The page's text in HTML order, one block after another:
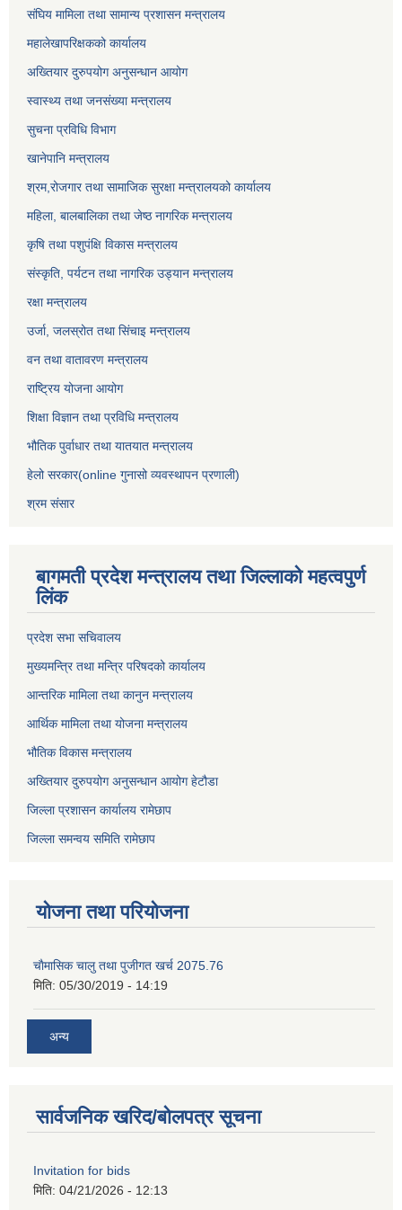
संघिय मामिला तथा सामान्य प्रशासन मन्त्रालय
महालेखापरिक्षकको कार्यालय
अख्तियार दुरुपयोग अनुसन्धान आयोग
स्वास्थ्य तथा जनसंख्या मन्त्रालय
सुचना प्रविधि विभाग
खानेपानि मन्त्रालय
श्रम,रोजगार तथा सामाजिक सुरक्षा मन्त्रालयको कार्यालय
महिला, बालबालिका तथा जेष्ठ नागरिक मन्त्रालय
कृषि तथा पशुपंक्षि विकास मन्त्रालय
संस्कृति, पर्यटन तथा नागरिक उड्‍यान मन्त्रालय
रक्षा मन्त्रालय
उर्जा, जलस्रोत तथा सिंचाइ मन्त्रालय
वन तथा वातावरण मन्त्रालय
राष्ट्रिय योजना आयोग
शिक्षा विज्ञान तथा प्रविधि मन्त्रालय
भौतिक पुर्वाधार तथा यातयात मन्त्रालय
हेलो सरकार(online गुनासो व्यवस्थापन प्रणाली)
श्रम संसार
बागमती प्रदेश मन्त्रालय तथा जिल्लाको महत्वपुर्ण
लिंक
प्रदेश सभा सचिवालय
मुख्यमन्त्रि तथा मन्त्रि परिषदको कार्यालय
आन्तरिक मामिला तथा कानुन मन्त्रालय
आर्थिक मामिला तथा योजना मन्त्रालय
भौतिक विकास मन्त्रालय
अख्तियार दुरुपयोग अनुसन्धान आयोग हेटौडा
जिल्ला प्रशासन कार्यालय रामेछाप
जिल्ला समन्वय समिति रामेछाप
योजना तथा परियोजना
चाैमासिक चालु तथा पुजीगत खर्च 2075.76
मिति: 05/30/2019 - 14:19
अन्य
सार्वजनिक खरिद/बोलपत्र सूचना
Invitation for bids
मिति: 04/21/2026 - 12:13